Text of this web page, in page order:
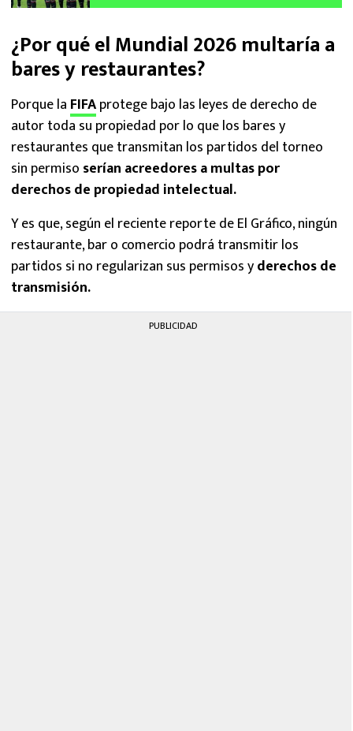
¿Por qué el Mundial 2026 multaría a
bares y restaurantes?
Porque la FIFAprotege bajo las leyes de derecho de
autor toda su propiedad por lo que los bares y
restaurantes que transmitan los partidos del torneo
sin permiso serían acreedores a multas por
derechos de propiedad intelectual.
Y es que, según el reciente reporte de El Gráfico, ningún
restaurante, bar o comercio podrá transmitir los
partidos si no regularizan sus permisos yderechos de
transmisión.
PUBLICIDAD